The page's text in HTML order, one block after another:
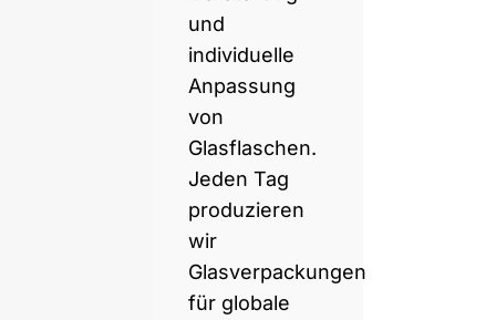
und
individuelle
Anpassung
von
Glasflaschen.
Jeden Tag
produzieren
wir
Glasverpackungen
für globale